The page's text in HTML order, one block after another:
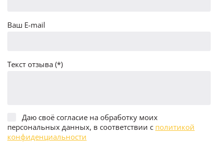
Ваш E-mail
Текст отзыва (*)
Даю своё согласие на обработку моих
персональных данных, в соответствии с политикой
конфиденциальности